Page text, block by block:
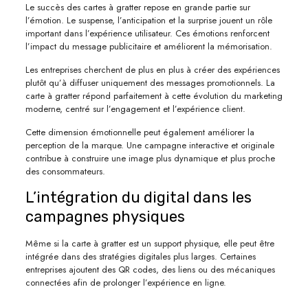
Le succès des cartes à gratter repose en grande partie sur
l’émotion. Le suspense, l’anticipation et la surprise jouent un rôle
important dans l’expérience utilisateur. Ces émotions renforcent
l’impact du message publicitaire et améliorent la mémorisation.
Les entreprises cherchent de plus en plus à créer des expériences
plutôt qu’à diffuser uniquement des messages promotionnels. La
carte à gratter répond parfaitement à cette évolution du marketing
moderne, centré sur l’engagement et l’expérience client.
Cette dimension émotionnelle peut également améliorer la
perception de la marque. Une campagne interactive et originale
contribue à construire une image plus dynamique et plus proche
des consommateurs.
L’intégration du digital dans les
campagnes physiques
Même si la carte à gratter est un support physique, elle peut être
intégrée dans des stratégies digitales plus larges. Certaines
entreprises ajoutent des QR codes, des liens ou des mécaniques
connectées afin de prolonger l’expérience en ligne.